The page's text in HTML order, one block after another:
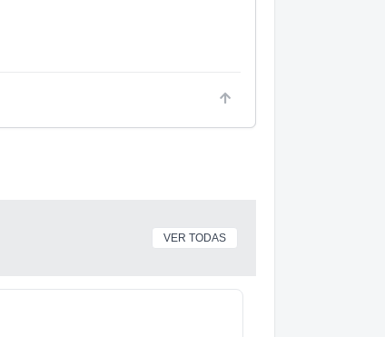
VER TODAS